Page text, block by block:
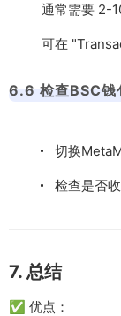
通常需要 2-
可在
6.6 检查BSC钱
切换
检查是否
7. 总结
✅ 优点：